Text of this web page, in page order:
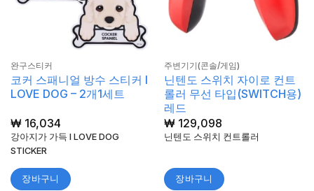
완구스티커
코커 스패니얼 방수 스티커 I
LOVE DOG – 2개1세트
₩16,034
강아지가 가득 I LOVE DOG
STICKER
장바구니
주변기기(콘솔/게임)
닌텐도 스위치 자이로 컨트
롤러 무선 타입(SWITCH용)
레드
₩129,098
닌텐도 스위치 컨트롤러
장바구니